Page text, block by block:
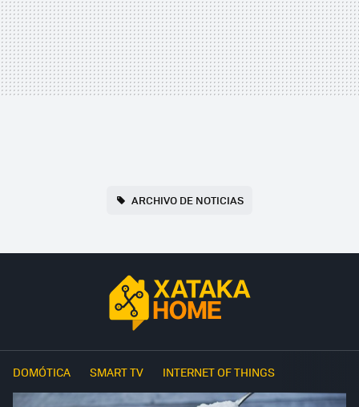
ARCHIVO DE NOTICIAS
DOMÓTICA SMART TV INTERNET OF THINGS